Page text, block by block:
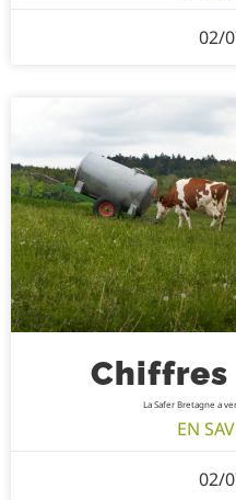
02/
Chiffres
La Safer Bretagne a
EN
02/